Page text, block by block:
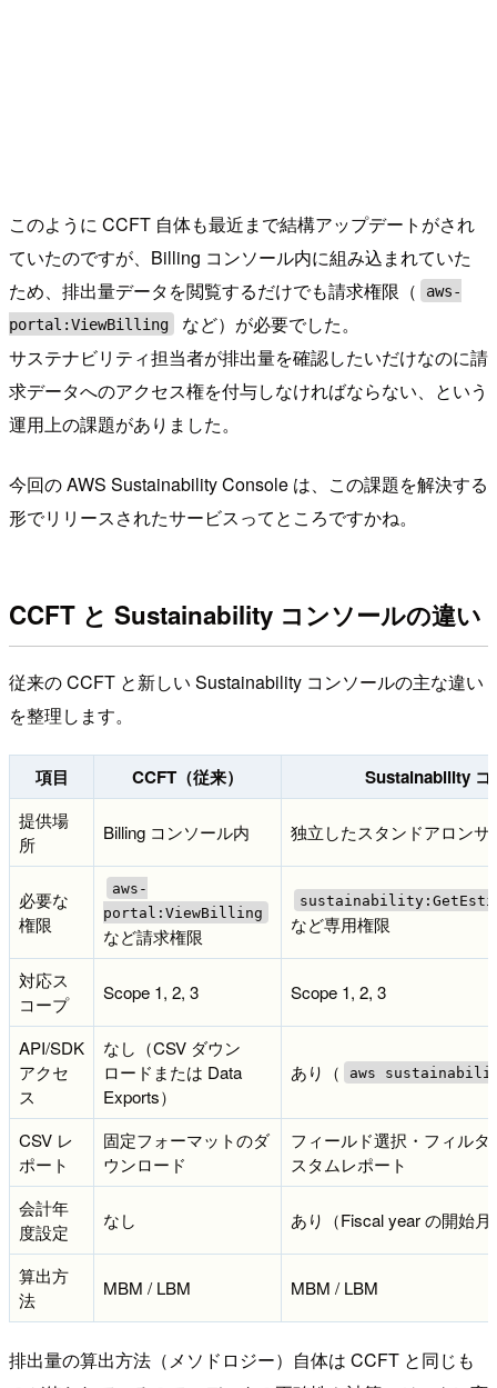
このように CCFT 自体も最近まで結構アップデートがされ
ていたのですが、Billing コンソール内に組み込まれていた
ため、排出量データを閲覧するだけでも請求権限（
aws-
portal:ViewBilling
など）が必要でした。
サステナビリティ担当者が排出量を確認したいだけなのに請
求データへのアクセス権を付与しなければならない、という
運用上の課題がありました。
今回の AWS Sustainability Console は、この課題を解決する
形でリリースされたサービスってところですかね。
CCFT と Sustainability コンソールの違い
従来の CCFT と新しい Sustainability コンソールの主な違い
を整理します。
項目 CCFT（従来） Sustainability コ
提供場
所
Billing コンソール内 独立したスタンドアロンサ
必要な
権限
aws-
portal:ViewBilling
など請求権限
など専用権限
対応ス
コープ
Scope 1, 2, 3 Scope 1, 2, 3
API/SDK
アクセ
ス
なし（CSV ダウン
ロードまたは Data
Exports）
あり（ aws
CSV レ
ポート
固定フォーマットのダ
ウンロード
フィールド選択・フィル
スタムレポート
会計年
度設定
なし あり（Fiscal year の開始
算出方
法
MBM / LBM MBM / LBM
排出量の算出方法（メソドロジー）自体は CCFT と同じも